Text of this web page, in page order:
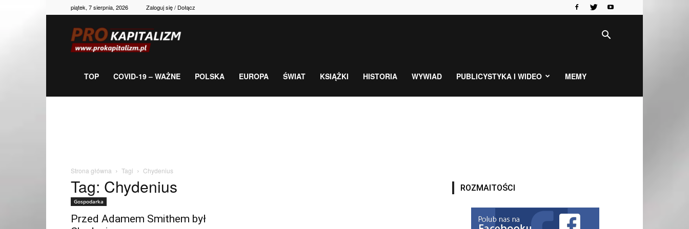
piątek, 7 sierpnia, 2026 Zaloguj się / Dołącz
gospodarka,
TOP COVID-19 – WAŻNE POLSKA EUROPA ŚWIAT KSIĄŻKI HISTORIA WYWIAD PUBLICYSTYKA I WIDEO MEMY
Strona główna Tagi Chydenius
Tag: Chydenius
Gospodarka
Przed Adamem Smithem był
ROZMAITOŚCI